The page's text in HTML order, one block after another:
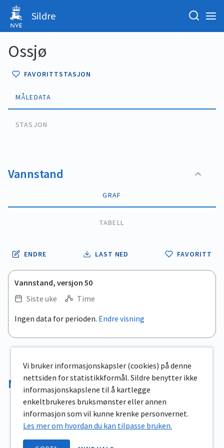
Sildre
Ossjø
FAVORITTSTASJON
MÅLEDATA
STASJON
Vannstand
GRAF
TABELL
ENDRE LAST NED FAVORITT
Vannstand, versjon 50
Siste uke
Time
.
View as data table, .
Ingen data for perioden. Endre visning
Magasinvolum
Vi bruker informasjonskapsler (cookies) på denne
nettsiden for statistikkformål. Sildre benytter ikke
informasjonskapslene til å kartlegge
enkeltbrukeres bruksmønster eller annen
informasjon som vil kunne krenke personvernet.
Les mer om hvordan du kan tilpasse bruken.